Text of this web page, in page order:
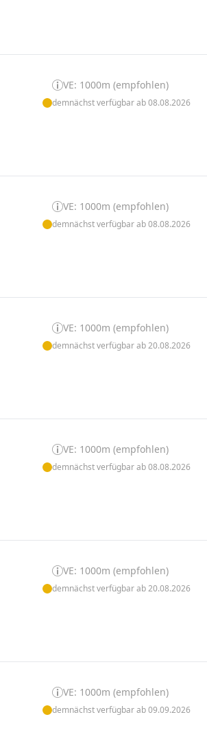
VE: 1000m (empfohlen)
demnächst verfügbar ab 08.08.2026
VE: 1000m (empfohlen)
demnächst verfügbar ab 08.08.2026
VE: 1000m (empfohlen)
demnächst verfügbar ab 20.08.2026
VE: 1000m (empfohlen)
demnächst verfügbar ab 08.08.2026
VE: 1000m (empfohlen)
demnächst verfügbar ab 20.08.2026
VE: 1000m (empfohlen)
demnächst verfügbar ab 09.09.2026